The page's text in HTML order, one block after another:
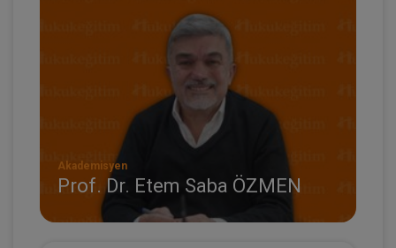
Akademisyen
Prof. Dr. Etem Saba ÖZMEN